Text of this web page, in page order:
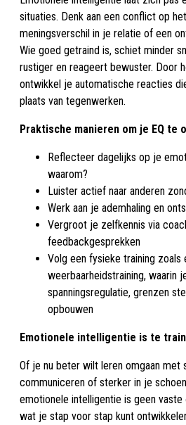
situaties. Denk aan een conflict op
meningsverschil in je relatie of een
Wie goed getraind is, schiet minder
rustiger en reageert bewuster. Door
ontwikkel je automatische reacties
plaats van tegenwerken.
Praktische manieren om je EQ te
Reflecteer dagelijks op je
waarom?
Luister actief naar anderen
Werk aan je ademhaling en
Vergroot je zelfkennis via
feedbackgesprekken
Volg een fysieke training zoals
weerbaarheidstraining, waarin
spanningsregulatie, grenzen
opbouwen
Emotionele intelligentie is te
Of je nu beter wilt leren omgaan met
communiceren of sterker in je
emotionele intelligentie is geen vaste
wat je stap voor stap kunt